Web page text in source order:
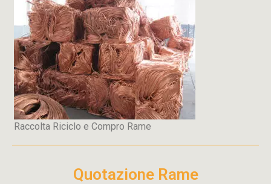
Raccolta Riciclo e Compro Rame
Quotazione Rame